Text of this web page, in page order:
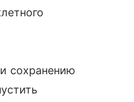
сохранению